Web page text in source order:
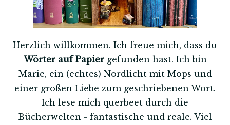
Herzlich willkommen. Ich freue mich, dass du
Wörter auf Papiergefunden hast. Ich bin
Marie, ein (echtes) Nordlicht mit Mops und
einer großen Liebe zum geschriebenen Wort.
Ich lese mich querbeet durch die
Bücherwelten - fantastische und reale. Viel